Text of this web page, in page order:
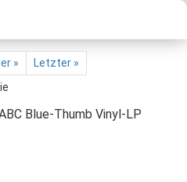
»
Letzter »
Blue-Thumb Vinyl-LP